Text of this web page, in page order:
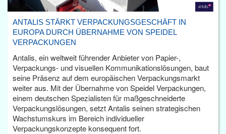
ANTALIS STÄRKT VERPACKUNGSGESCHÄFT IN
EUROPA DURCH ÜBERNAHME VON SPEIDEL
VERPACKUNGEN
Antalis, ein weltweit führender Anbieter von Papier-,
Verpackungs- und visuellen Kommunikationslösungen, baut
seine Präsenz auf dem europäischen Verpackungsmarkt
weiter aus. Mit der Übernahme von Speidel Verpackungen,
einem deutschen Spezialisten für maßgeschneiderte
Verpackungslösungen, setzt Antalis seinen strategischen
Wachstumskurs im Bereich individueller
Verpackungskonzepte konsequent fort.